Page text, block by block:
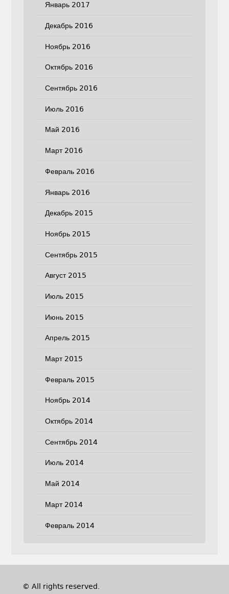
Январь 2017
Декабрь 2016
Ноябрь 2016
Октябрь 2016
Сентябрь 2016
Июль 2016
Май 2016
Март 2016
Февраль 2016
Январь 2016
Декабрь 2015
Ноябрь 2015
Сентябрь 2015
Август 2015
Июль 2015
Июнь 2015
Апрель 2015
Март 2015
Февраль 2015
Ноябрь 2014
Октябрь 2014
Сентябрь 2014
Июль 2014
Май 2014
Март 2014
Февраль 2014
© All rights reserved.